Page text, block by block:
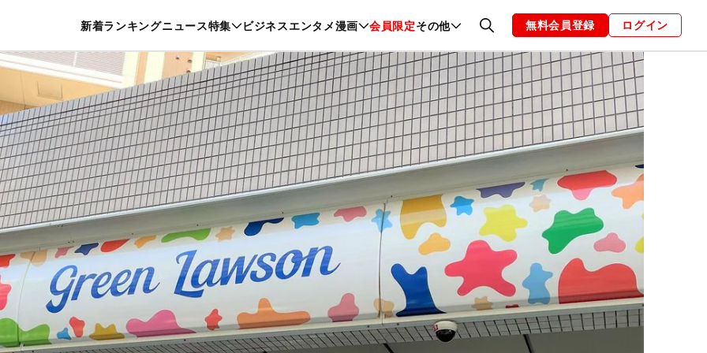
新着ランキングニュース特集 ビジネスエンタメ漫画 会員限定その他
暮らし スポーツ ヘルスケア 美容 グルメ ファッション 恋愛・結婚 編集部 お知らせ
無料会員登録 ログイン